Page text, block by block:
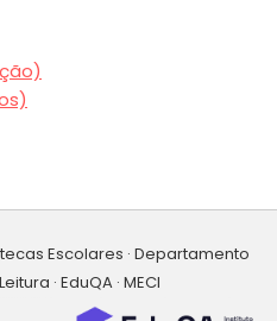
Escolares · Departamento
· EduQA · MECI